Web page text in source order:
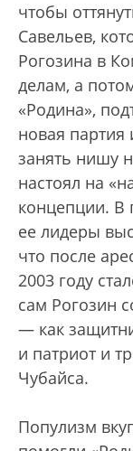
чтобы
Савельев,
Рогозина в
делам, а
«Родина»,
новая
занять нишу
настоял на
концепции. В
ее лидеры
что после
2003 году
сам Рогозин
— как
и патриот и
Чубайса.
Популизм